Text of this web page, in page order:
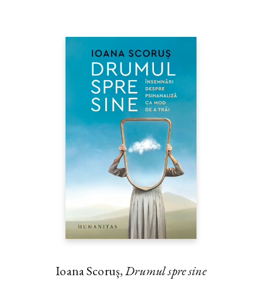
Ioana Scoruș,Drumul spre sine